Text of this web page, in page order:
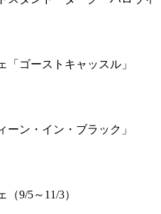
ゴーストキャッスル」
ーン・イン・ブラック」
9/5～11/3）